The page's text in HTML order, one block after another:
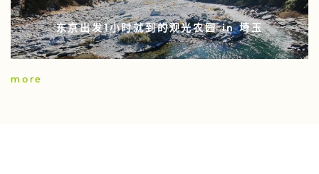
东京出发1小时就到的观光农园 in 埼玉
more